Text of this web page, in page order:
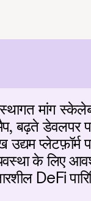
मांग
बढ़ते डेवलपर
प्लेटफ़ॉर्म
के
DeFi